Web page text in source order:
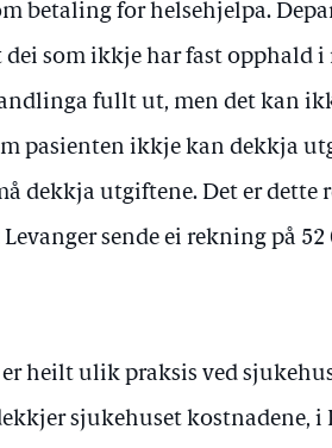
betaling for helsehjelpa.
som ikkje har fast opphald i
fullt ut, men det kan
pasienten ikkje kan dekkja
dekkja utgiftene. Det er dette
sende ei rekning på 52
heilt ulik praksis ved
sjukehuset kostnadene,